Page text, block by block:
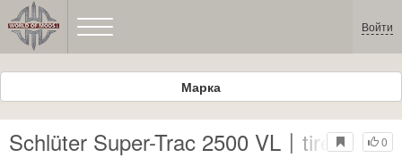
Войти
Марка
0
Schlüter Super-Trac 2500 VL〡tire